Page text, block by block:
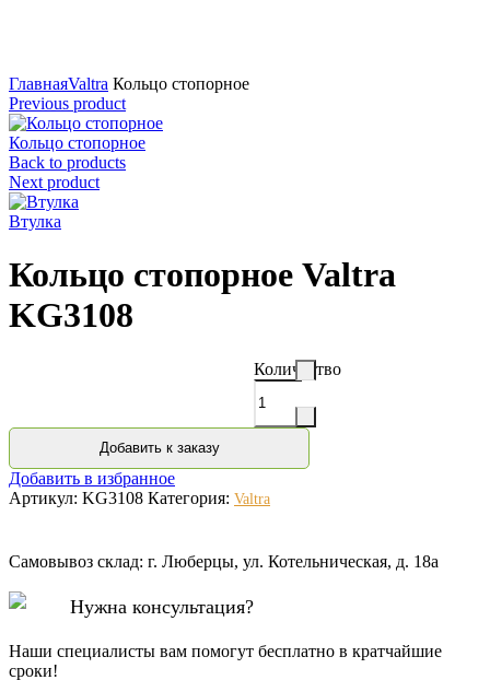
ГлавнаяValtra Кольцо стопорное
Previous product
Кольцо стопорное
Back to products
Next product
Втулка
Кольцо стопорное Valtra
KG3108
Количество
Добавить к заказу
Добавить в избранное
Артикул: KG3108 Категория: Valtra
Самовывоз склад: г. Люберцы, ул. Котельническая, д. 18а
Нужна консультация?
Наши специалисты вам помогут бесплатно в кратчайшие
сроки!